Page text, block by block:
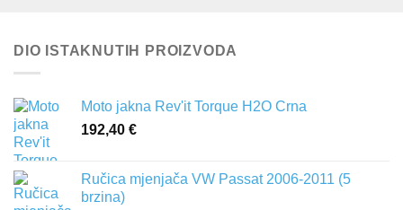
DIO ISTAKNUTIH PROIZVODA
Moto jakna Rev'it Torque H2O Crna
192,40 €
Ručica mjenjača VW Passat 2006-2011 (5
brzina)